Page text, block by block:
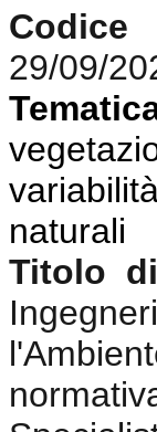
Codice
29/09/
naturali
Titolo